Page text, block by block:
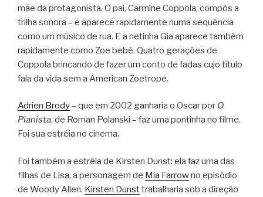
mãe da protagonista. O pai, Carmine Coppola, compôs a
trilha sonora – e aparece rapidamente numa sequência
como um músico de rua. E a netinha Gia aparece também
rapidamente como Zoe bebê. Quatro gerações de
Coppola brincando de fazer um conto de fadas cujo título
fala da vida sem a American Zoetrope.
Adrien Brody– que em 2002 ganharia o Oscar por O
Pianista, de Roman Polanski – faz uma pontinha no filme.
Foi sua estréia no cinema.
Foi também a estréia de Kirsten Dunst: ela faz uma das
filhas de Lisa, a personagem de Mia Farrowno episódio
de Woody Allen. Kirsten Dunsttrabalharia sob a direção